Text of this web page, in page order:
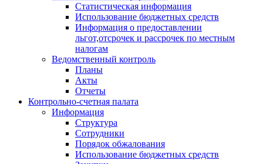
Статистическая информация
Использование бюджетных средств
Информация о предоставлении
льгот,отсрочек и рассрочек по местным
налогам
Ведомственный контроль
Планы
Акты
Отчеты
Контрольно-счетная палата
Информация
Структура
Сотрудники
Порядок обжалования
Использование бюджетных средств